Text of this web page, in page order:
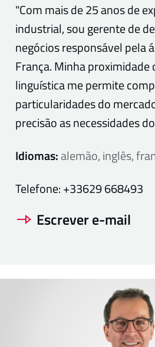
"Com mais de 25 anos de
industrial, sou gerente de
negócios responsável pela
França. Minha proximidade
linguística me permite
particularidades do
precisão as necessidades
Idiomas:alemão, inglês,
Telefone:+33629 668493
Escrever e-mail